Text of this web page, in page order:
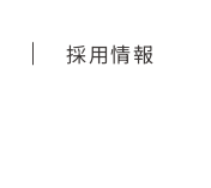
採用情報